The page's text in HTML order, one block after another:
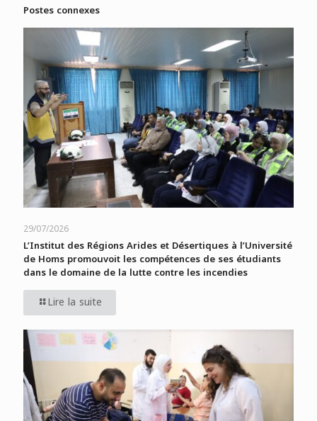
Postes connexes
29/07/2026
L’Institut des Régions Arides et Désertiques à l’Université
de Homs promouvoit les compétences de ses étudiants
dans le domaine de la lutte contre les incendies
Lire la suite